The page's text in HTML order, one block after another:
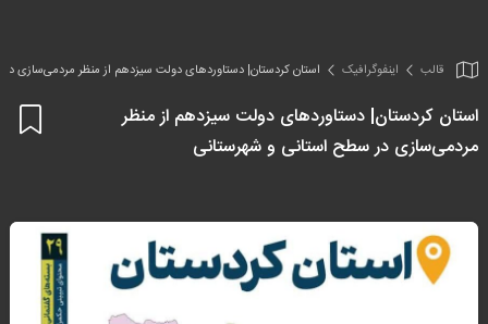
قالب اینفو‌گرافیک استان کردستان| دستاوردهای دولت سیزدهم از منظر مردمی‌سازی
استان کردستان| دستاوردهای دولت سیزدهم از منظر
مردمی‌سازی در سطح استانی و شهرستانی